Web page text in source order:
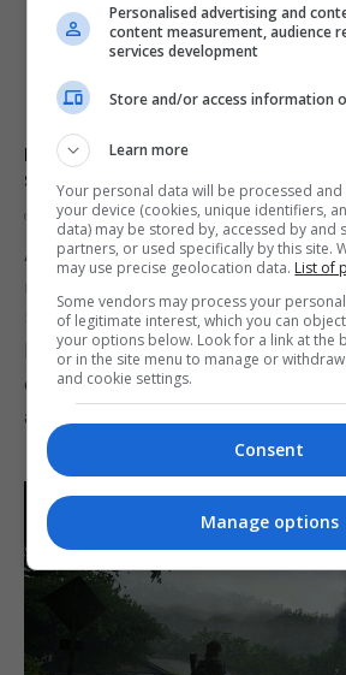
Burnout Paradise Remastered
Switch
OS 27 DE MARCH DE 2020
A Electronic Arts anunciou que
Switch em 2020. Burnout
lançado originalmente para PC,
em 2018. O jogo oferece gráficos
alta-definição e oito…
Personalised advertising and
content measurement, audience
services development
Store and/or access information
Learn more
Your personal data will be processed
your device (cookies, unique identifiers,
data) may be stored by, accessed by and
partners, or used specifically by this site.
may use precise geolocation data. List of
Some vendors may process your
of legitimate interest, which you can
your options below. Look for a link at the
or in the site menu to manage or
and cookie settings.
Consent
Manage options